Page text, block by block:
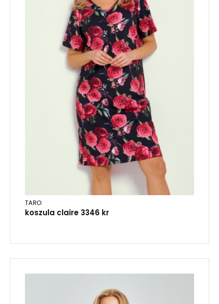
TARO
koszula claire 3346 kr